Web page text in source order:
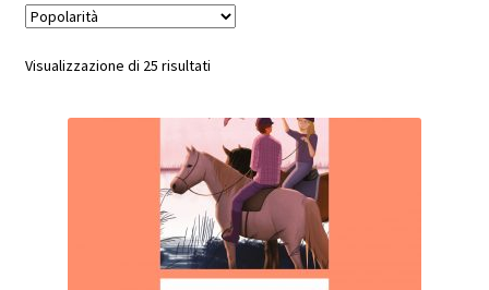
Visualizzazione di 25 risultatiPopolarità